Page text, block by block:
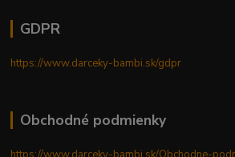
GDPR
https://www.darceky-bambi.sk/gdpr
Obchodné podmienky